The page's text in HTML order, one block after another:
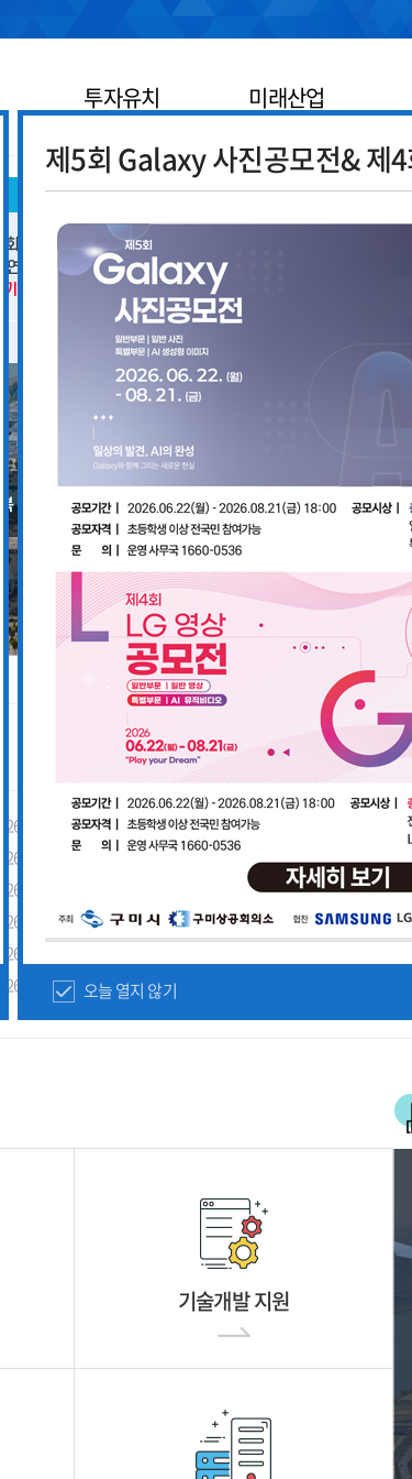
투자유치 미래산업
제5회 Galaxy 사진공모전& 제
오늘 열지 않기
기업애
2026-08-03
2026-07-27
2026-07-10
2026-07-08
2026-07-01
2026-06-26
공지사항
「2026년 구미시 제조기업 실태조사」실
[장애인복지과] 장애인 고용개선 장려금 제
2026년 구미시 시민안전보험 안내
제5회 Galaxy 사진공모전& 제4회 LG 영상
2026년 가족친화기업 인증 신청 안내
기술개발 지원